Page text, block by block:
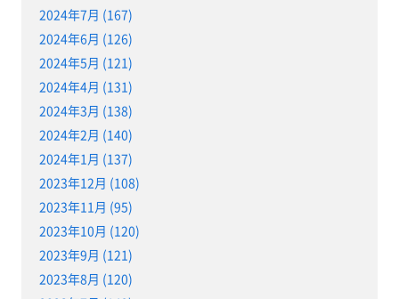
2024年7月 (167)
2024年6月 (126)
2024年5月 (121)
2024年4月 (131)
2024年3月 (138)
2024年2月 (140)
2024年1月 (137)
2023年12月 (108)
2023年11月 (95)
2023年10月 (120)
2023年9月 (121)
2023年8月 (120)